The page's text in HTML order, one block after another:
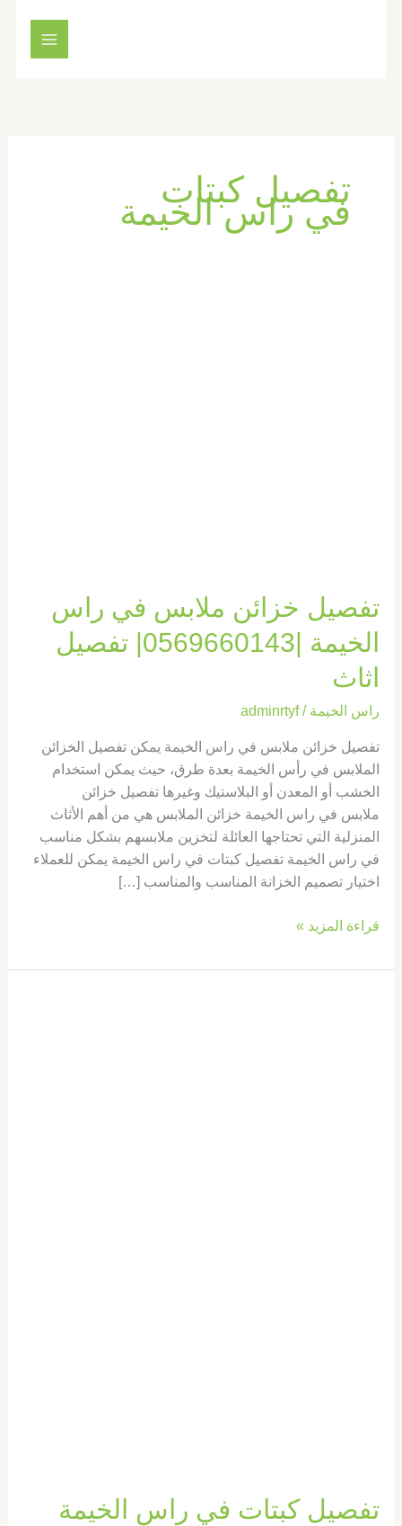
تفصيل كبتات
في راس الخيمة
تفصيل خزائن ملابس في راس
الخيمة |0569660143| تفصيل
اثاث
راس الخيمة /
adminrtyf
تفصيل خزائن ملابس في راس الخيمة يمكن تفصيل الخزائن
الملابس في رأس الخيمة بعدة طرق، حيث يمكن استخدام
الخشب أو المعدن أو البلاستيك وغيرها تفصيل خزائن
ملابس في راس الخيمة خزائن الملابس هي من أهم الأثاث
المنزلية التي تحتاجها العائلة لتخزين ملابسهم بشكل مناسب
في راس الخيمة تفصيل كبتات في راس الخيمة يمكن للعملاء
اختيار تصميم الخزانة المناسب والمناسب […]
قراءة المزيد »
تفصيل كبتات في راس الخيمة